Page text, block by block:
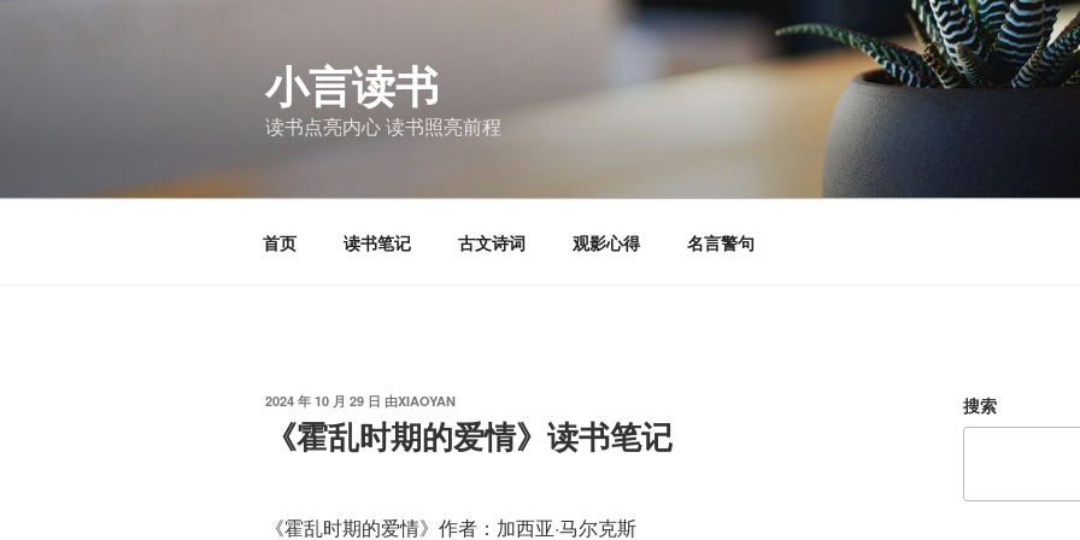
小言读书
读书点亮内心 读书照亮前程
首页 读书笔记 古文诗词 观影心得 名言警句
发
2024 年 10 月 29 日 由XIAOYAN
《霍乱时期的爱情》读书笔记
《霍乱时期的爱情》作者：加西亚·马尔克斯
搜索